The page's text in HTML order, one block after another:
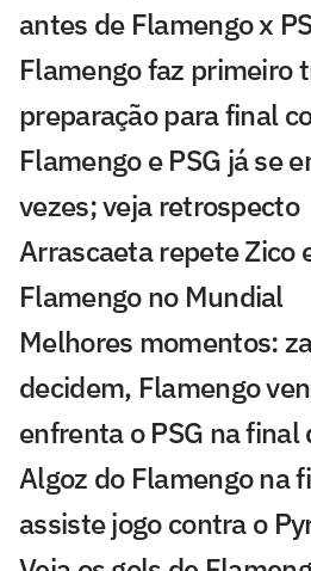
antes de Flamengo x
Flamengo faz primeiro
preparação para final
Flamengo e PSG já se
vezes; veja retrospecto
Arrascaeta repete Zico
Flamengo no Mundial
Melhores momentos:
decidem, Flamengo
enfrenta o PSG na
Algoz do Flamengo na
assiste jogo contra o